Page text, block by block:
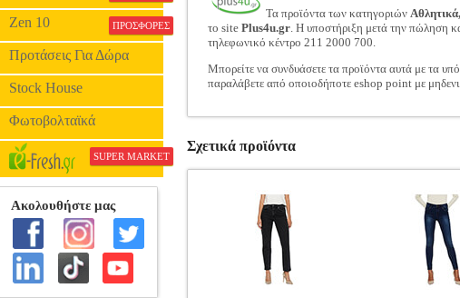
Zen 10 ΠΡΟΣΦΟΡΕΣ
Προτάσεις Για Δώρα
Stock House
Φωτοβολταϊκά
SUPER MARKET
Τα προϊόντα των κατηγοριών
το site Plus4u.gr. Η υποστήριξη μετά την πώληση
τηλεφωνικό κέντρο 211 2000 700.
Μπορείτε να συνδυάσετε τα προϊόντα αυτά με τα
παραλάβετε από οποιοδήποτε eshop point με
Σχετικά προϊόντα